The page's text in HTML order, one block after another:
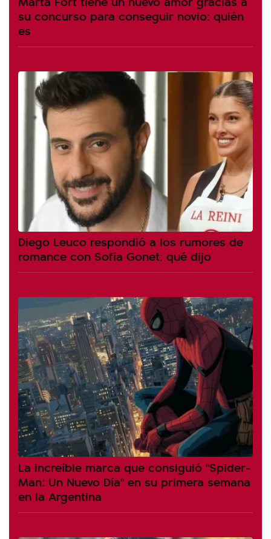
su concurso para conseguir novio: quién
es
Diego Leuco respondió a los rumores de
romance con Sofía Gonet: qué dijo
La increíble marca que consiguió "Spider-
Man: Un Nuevo Día" en su primera semana
en la Argentina